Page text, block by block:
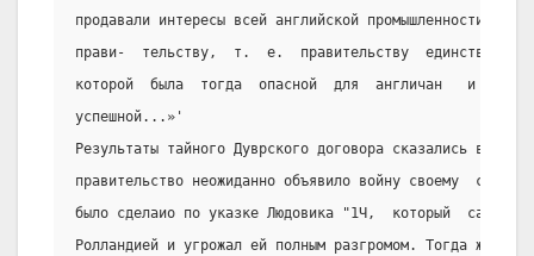
продавали интересы всей английской промышленности  и
прави-  тельству,  т.  е.  правительству  единственной
которой  была  тогда  опасной  для  англичан   и   во.
успешной...»'
Результаты тайного Дуврского договора сказались в
правительство неожиданно объявило войну своему
было сделаио по указке Людовика "1Ч,  который  сам  в
Ролландией и угрожал ей полным разгромом. Тогда же в